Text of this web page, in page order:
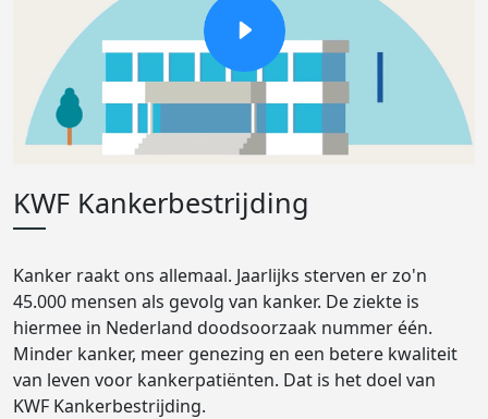
KWF Kankerbestrijding
Kanker raakt ons allemaal. Jaarlijks sterven er zo'n
45.000 mensen als gevolg van kanker. De ziekte is
hiermee in Nederland doodsoorzaak nummer één.
Minder kanker, meer genezing en een betere kwaliteit
van leven voor kankerpatiënten. Dat is het doel van
KWF Kankerbestrijding.